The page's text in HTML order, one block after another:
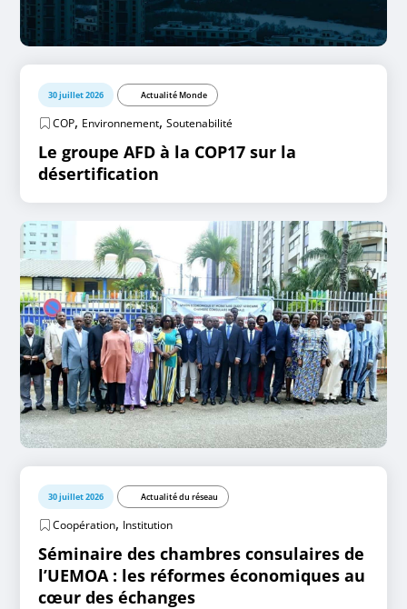
30 juillet 2026 Actualité Monde
COP, Environnement,Soutenabilité
Le groupe AFD à la COP17 sur la
désertification
30 juillet 2026 Actualité du réseau
Coopération, Institution
Séminaire des chambres consulaires de
l’UEMOA : les réformes économiques au
cœur des échanges